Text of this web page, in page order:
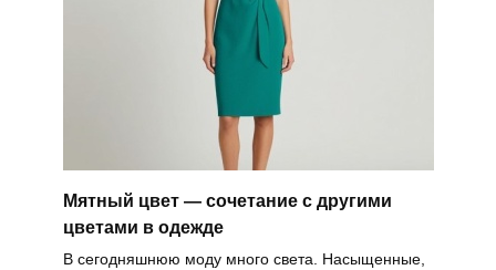
Мятный цвет — сочетание с другими
цветами в одежде
В сегодняшнюю моду много света. Насыщенные,